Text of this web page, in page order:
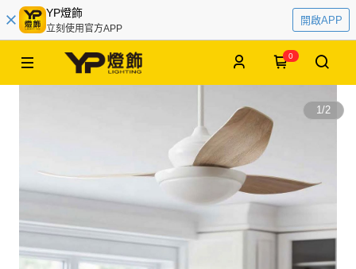
YP燈飾
立刻使用官方APP
開啟APP
0
1/2